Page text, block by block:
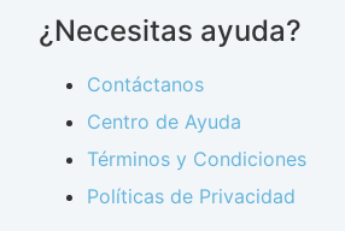
¿Necesitas ayuda?
Contáctanos
Centro de Ayuda
Términos y Condiciones
Políticas de Privacidad